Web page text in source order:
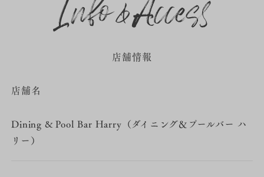
店舗情報
店舗名
Dining & Pool Bar Harry（ダイニング＆プールバー ハ
リー）